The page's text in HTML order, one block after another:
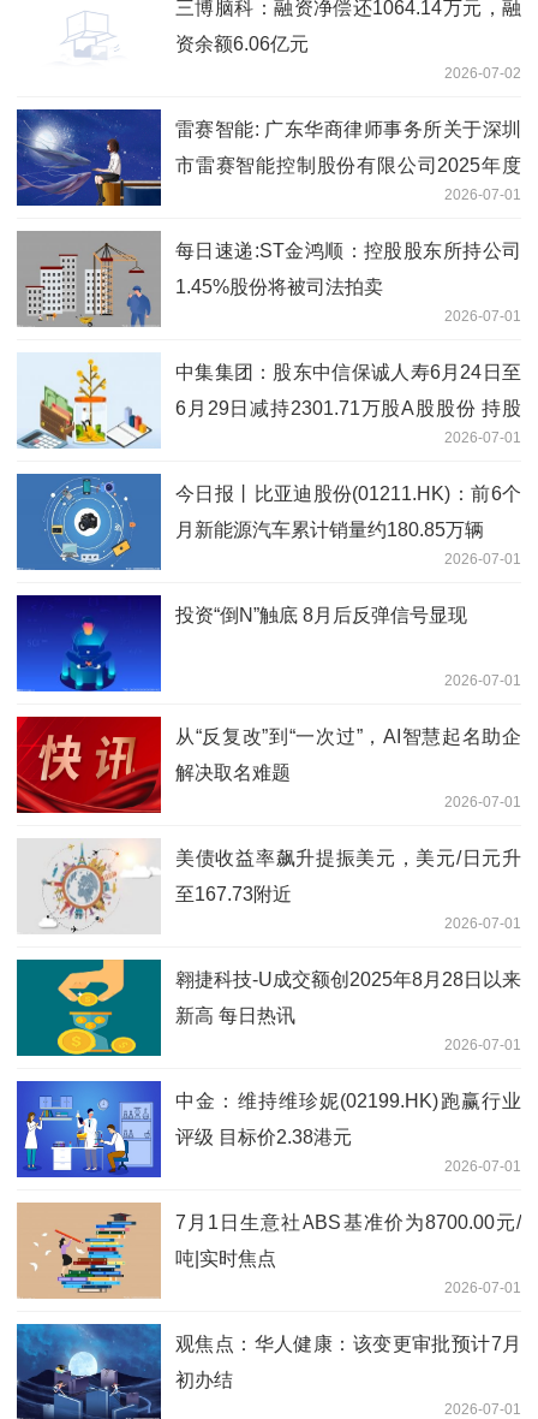
三博脑科：融资净偿还1064.14万元，融
资余额6.06亿元
2026-07-02
雷赛智能: 广东华商律师事务所关于深圳
市雷赛智能控制股份有限公司2025年度
向特定对象发行A股股票的补充法律意见
书（一） 即时
2026-07-01
每日速递:ST金鸿顺：控股股东所持公司
1.45%股份将被司法拍卖
2026-07-01
中集集团：股东中信保诚人寿6月24日至
6月29日减持2301.71万股A股股份 持股
2026-07-01
今日报丨比亚迪股份(01211.HK)：前6个
月新能源汽车累计销量约180.85万辆
2026-07-01
投资“倒N”触底 8月后反弹信号显现
2026-07-01
从“反复改”到“一次过”，AI智慧起名助企
解决取名难题
2026-07-01
美债收益率飙升提振美元，美元/日元升
至167.73附近
2026-07-01
翱捷科技-U成交额创2025年8月28日以来
新高 每日热讯
2026-07-01
中金：维持维珍妮(02199.HK)跑赢行业
评级 目标价2.38港元
2026-07-01
7月1日生意社ABS基准价为8700.00元/
吨|实时焦点
2026-07-01
观焦点：华人健康：该变更审批预计7月
初办结
2026-07-01